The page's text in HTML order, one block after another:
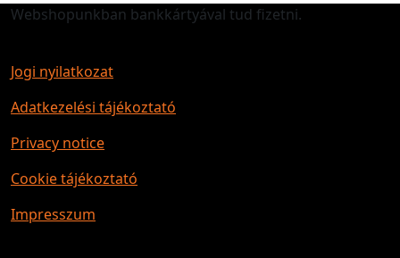
Webshopunkban bankkártyával tud fizetni.
Jogi nyilatkozat
Adatkezelési tájékoztató
Privacy notice
Cookie tájékoztató
Impresszum